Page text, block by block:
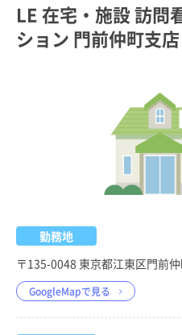
LE 在宅・施設 訪問
ション 門前仲町支店
勤務地
〒135-0048 東京都江東区門前
GoogleMapで見る